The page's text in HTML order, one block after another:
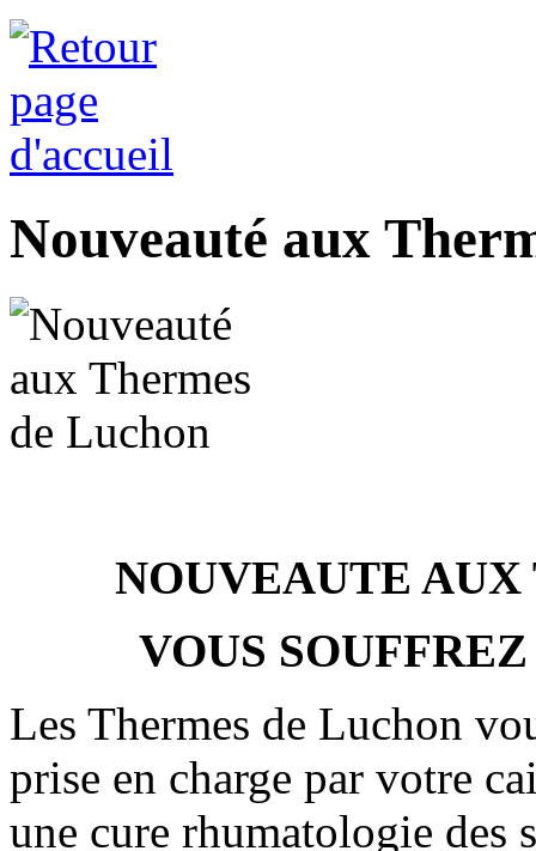
Nouveauté aux
NOUVEAUTE
VOUS
Les Thermes de Luchon
prise en charge par votre
une cure rhumatologie des